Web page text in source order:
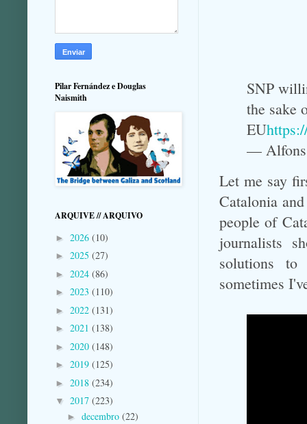
SNP
the sake
EU
— Alfons
Let me say
Catalonia
people of
journalists
solutions to
sometimes
Pilar Fernández e Douglas
Naismith
ARQUIVE // ARQUIVO
► 2026 (10)
► 2025 (27)
► 2024 (86)
► 2023 (110)
► 2022 (131)
► 2021 (138)
► 2020 (148)
► 2019 (125)
► 2018 (234)
▼ 2017 (223)
► decembro (22)